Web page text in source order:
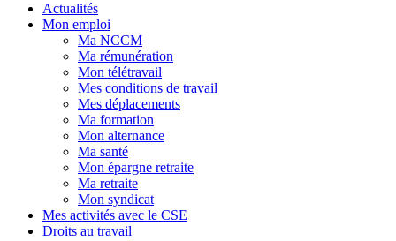
Actualités
Mon emploi
Ma NCCM
Ma rémunération
Mon télétravail
Mes conditions de travail
Mes déplacements
Ma formation
Mon alternance
Ma santé
Mon épargne retraite
Ma retraite
Mon syndicat
Mes activités avec le CSE
Droits au travail